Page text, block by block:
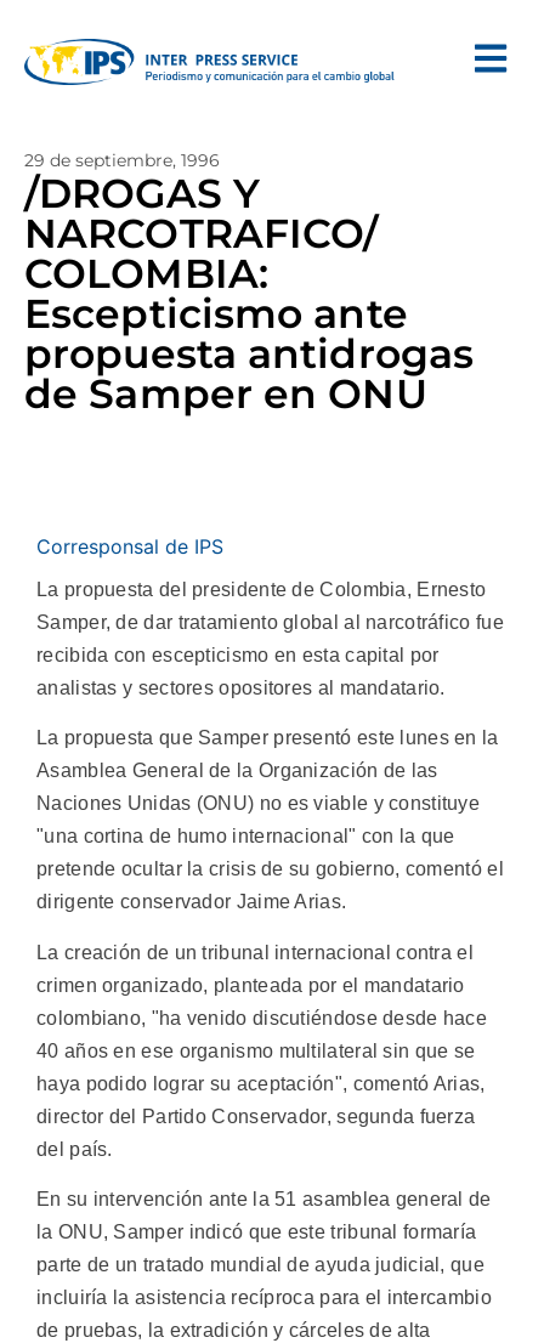
29 de septiembre, 1996
/DROGAS Y
NARCOTRAFICO/
COLOMBIA:
Escepticismo ante
propuesta antidrogas
de Samper en ONU
Corresponsal de IPS
La propuesta del presidente de Colombia, Ernesto
Samper, de dar tratamiento global al narcotráfico fue
recibida con escepticismo en esta capital por
analistas y sectores opositores al mandatario.
La propuesta que Samper presentó este lunes en la
Asamblea General de la Organización de las
Naciones Unidas (ONU) no es viable y constituye
"una cortina de humo internacional" con la que
pretende ocultar la crisis de su gobierno, comentó el
dirigente conservador Jaime Arias.
La creación de un tribunal internacional contra el
crimen organizado, planteada por el mandatario
colombiano, "ha venido discutiéndose desde hace
40 años en ese organismo multilateral sin que se
haya podido lograr su aceptación", comentó Arias,
director del Partido Conservador, segunda fuerza
del país.
En su intervención ante la 51 asamblea general de
la ONU, Samper indicó que este tribunal formaría
parte de un tratado mundial de ayuda judicial, que
incluiría la asistencia recíproca para el intercambio
de pruebas, la extradición y cárceles de alta